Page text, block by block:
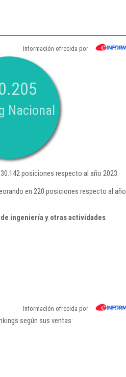
Información ofrecida por
Nacional
posiciones respecto al año 2023.
en 220 posiciones respecto al año
ingeniería y otras actividades
Información ofrecida por
según sus ventas: